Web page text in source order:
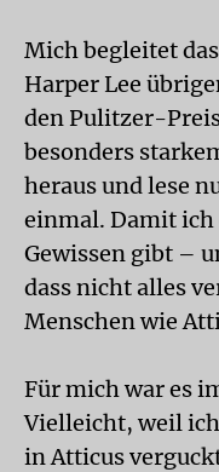
Mich begleitet
Harper Lee
den Pulitzer-
besonders
heraus und lese
einmal. Damit ich
Gewissen gibt –
dass nicht alles
Menschen wie
Für mich war es
Vielleicht, weil
in Atticus